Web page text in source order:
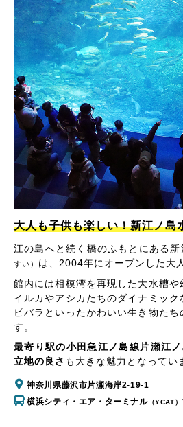
大人も子供も楽しい！新江ノ島
江の島へと続く橋のふもとにある
すい） は、2004年にオープンした大
館内には相模湾を再現した大水槽や
イルカやアシカたちのダイナミック
ピバラといったかわいい生き物たち
す。
最寄り駅の小田急江ノ島線片瀬江
立地の良さ も大きな魅力となってい
神奈川県藤沢市片瀬海岸2-19-1
横浜シティ・エア・ターミナル（YCAT）